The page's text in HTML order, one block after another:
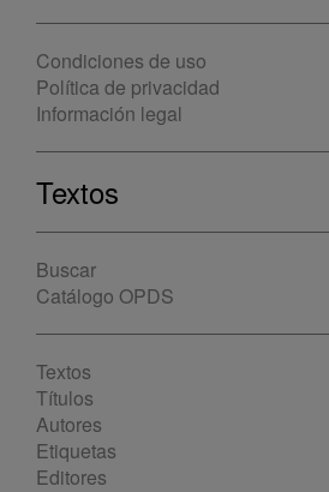
Condiciones de uso
Política de privacidad
Información legal
Textos
Buscar
Catálogo OPDS
Textos
Títulos
Autores
Etiquetas
Editores